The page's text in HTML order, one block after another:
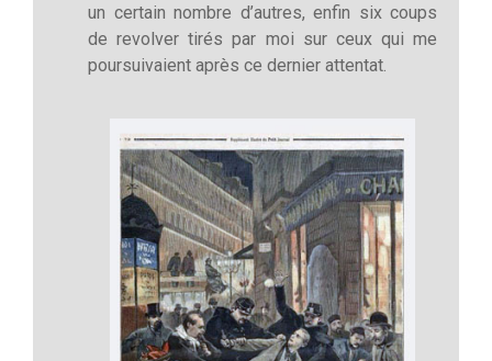
un certain nombre d’autres, enfin six coups
de revolver tirés par moi sur ceux qui me
poursuivaient après ce dernier attentat.